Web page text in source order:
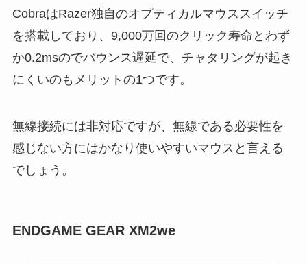
CobraはRazer独自のオプティカルマウススイッチ
を搭載しており、9,000万回のクリック寿命とわず
か0.2msのでバウンス遅延で、チャタリングが起き
にくいのもメリットの1つです。
無線接続には非対応ですが、無線である必要性を
感じない方にはかなり使いやすいマウスと言える
でしょう。
ENDGAME GEAR XM2we